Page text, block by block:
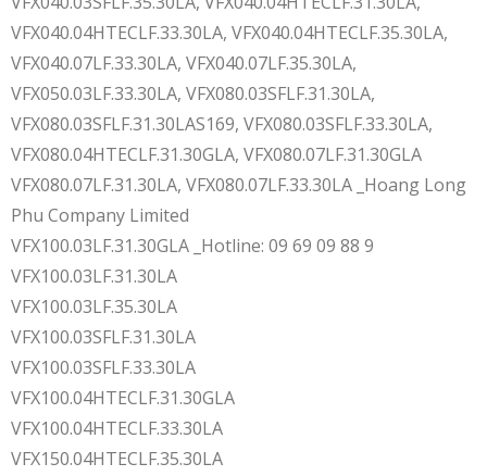
VFX040.04HTECLF.33.30LA, VFX040.04HTECLF.35.30LA,
VFX040.07LF.33.30LA, VFX040.07LF.35.30LA,
VFX050.03LF.33.30LA, VFX080.03SFLF.31.30LA,
VFX080.03SFLF.31.30LAS169, VFX080.03SFLF.33.30LA,
VFX080.04HTECLF.31.30GLA, VFX080.07LF.31.30GLA
VFX080.07LF.31.30LA, VFX080.07LF.33.30LA _Hoang Long
Phu Company Limited
VFX100.03LF.31.30GLA _Hotline: 09 69 09 88 9
VFX100.03LF.31.30LA
VFX100.03LF.35.30LA
VFX100.03SFLF.31.30LA
VFX100.03SFLF.33.30LA
VFX100.04HTECLF.31.30GLA
VFX100.04HTECLF.33.30LA
VFX150.04HTECLF.35.30LA